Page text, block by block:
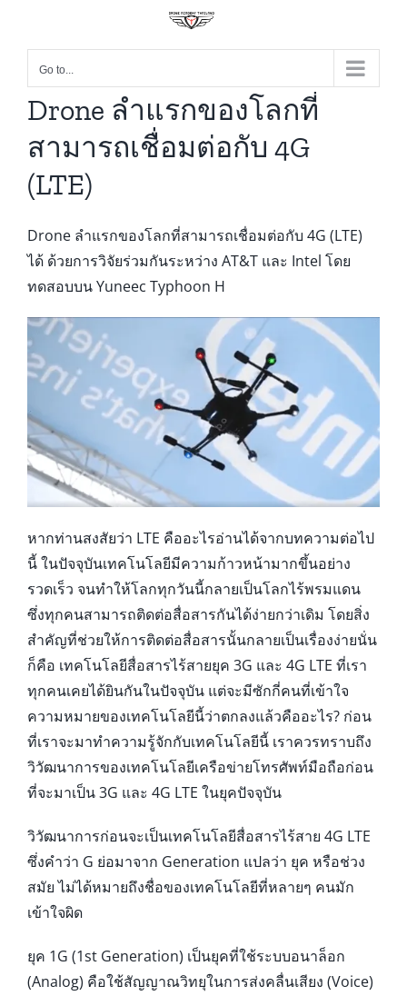
Go to...
Drone ลำแรกของโลกที่
สามารถเชื่อมต่อกับ 4G
(LTE)
Drone ลำแรกของโลกที่สามารถเชื่อมต่อกับ 4G (LTE)
ได้ ด้วยการวิจัยร่วมกันระหว่าง AT&T และ Intel โดย
ทดสอบบน Yuneec Typhoon H
หากท่านสงสัยว่า LTE คืออะไรอ่านได้จากบทความต่อไป
นี้ ในปัจจุบันเทคโนโลยีมีความก้าวหน้ามากขึ้นอย่าง
รวดเร็ว จนทำให้โลกทุกวันนี้กลายเป็นโลกไร้พรมแดน
ซึ่งทุกคนสามารถติดต่อสื่อสารกันได้ง่ายกว่าเดิม โดยสิ่ง
สำคัญที่ช่วยให้การติดต่อสื่อสารนั้นกลายเป็นเรื่องง่ายนั่น
ก็คือ เทคโนโลยีสื่อสารไร้สายยุค 3G และ 4G LTE ที่เรา
ทุกคนเคยได้ยินกันในปัจจุบัน แต่จะมีซักกี่คนที่เข้าใจ
ความหมายของเทคโนโลยีนี้ว่าตกลงแล้วคืออะไร? ก่อน
ที่เราจะมาทำความรู้จักกับเทคโนโลยีนี้ เราควรทราบถึง
วิวัฒนาการของเทคโนโลยีเครือข่ายโทรศัพท์มือถือก่อน
ที่จะมาเป็น 3G และ 4G LTE ในยุคปัจจุบัน
วิวัฒนาการก่อนจะเป็นเทคโนโลยีสื่อสารไร้สาย 4G LTE
ซึ่งคำว่า G ย่อมาจาก Generation แปลว่า ยุค หรือช่วง
สมัย ไม่ได้หมายถึงชื่อของเทคโนโลยีที่หลายๆ คนมัก
เข้าใจผิด
ยุค 1G (1st Generation) เป็นยุคที่ใช้ระบบอนาล็อก
(Analog) คือใช้สัญญาณวิทยุในการส่งคลื่นเสียง (Voice)